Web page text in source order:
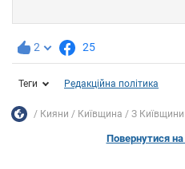
2 25
Теги Редакційна політика
Кияни Київщина З Київщини
Повернутися на